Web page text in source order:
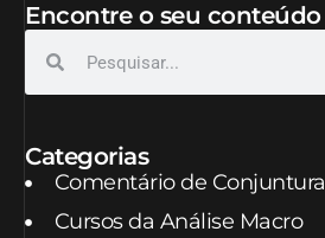
Encontre o seu conteúdo
Categorias
Comentário de Conjuntura
Cursos da Análise Macro